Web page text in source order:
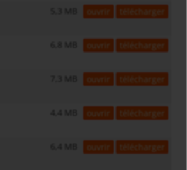
ouvrir télécharger
6,8 MB ouvrir télécharger
ouvrir télécharger
4,4 MB ouvrir télécharger
6,4 MB ouvrir télécharger